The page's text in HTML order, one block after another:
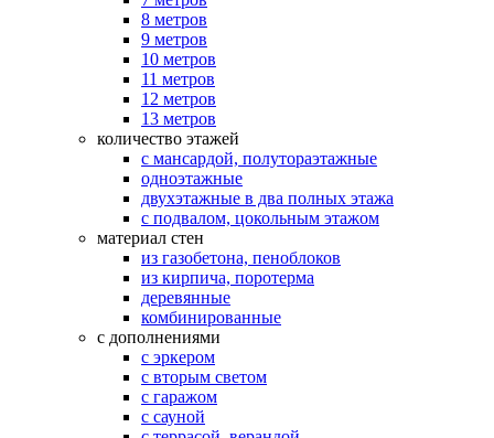
8 метров
9 метров
10 метров
11 метров
12 метров
13 метров
количество этажей
с мансардой, полутораэтажные
одноэтажные
двухэтажные в два полных этажа
с подвалом, цокольным этажом
материал стен
из газобетона, пеноблоков
из кирпича, поротерма
деревянные
комбинированные
с дополнениями
с эркером
с вторым светом
с гаражом
с сауной